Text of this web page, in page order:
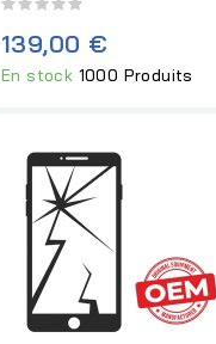
139,00 €
En stock 1000 Produits